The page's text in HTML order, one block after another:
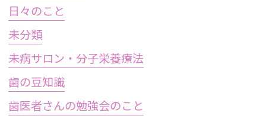
日々のこと
未分類
未病サロン・分子栄養療法
歯の豆知識
歯医者さんの勉強会のこと